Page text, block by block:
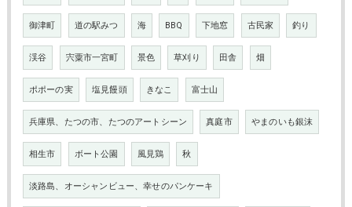
御津町 道の駅みつ 海 BBQ 下地窓 古民家 釣り
渓谷 宍粟市一宮町 景色 草刈り 田舎 畑
ポポーの実 塩見饅頭 きなこ 富士山
兵庫県、たつの市、たつのアートシーン 真庭市 やまのいも銀沫
相生市 ボート公園 風見鶏 秋
淡路島、オーシャンビュー、幸せのパンケーキ